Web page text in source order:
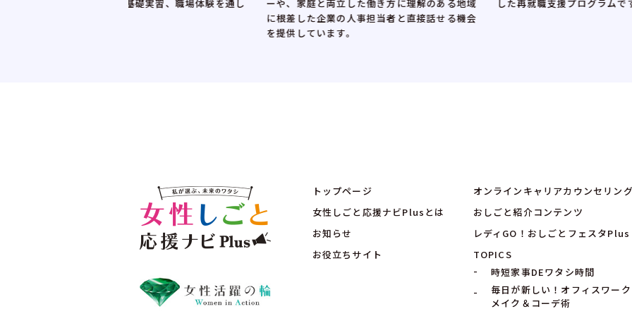
ーや、家庭と両立した働き方に理解のある地域
に根差した企業の人事担当者と直接話せる機会
した再就職支援プログラムです。
す。
トップページ
女性しごと応援ナビPlusとは
お知らせ
お役立ちサイト
オンラインキャリアカウンセリン
おしごと紹介コンテンツ
レディGO！おしごとフェスタPlus
TOPICS
時短家事DEワタシ時間
毎日が新しい！オフィスワー
メイク＆コーデ術